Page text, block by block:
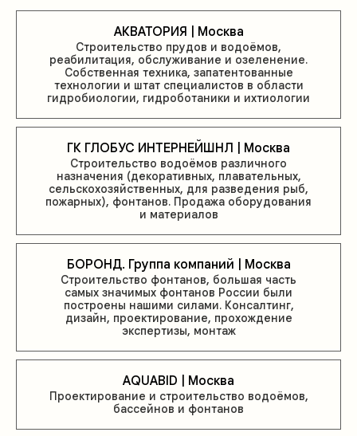
АКВАТОРИЯ | Москва
Строительство прудов и водоёмов,
реабилитация, обслуживание и озеленение.
Собственная техника, запатентованные
технологии и штат специалистов в области
гидробиологии, гидроботаники и ихтиологии
ГК ГЛОБУС ИНТЕРНЕЙШНЛ | Москва
Строительство водоёмов различного
назначения (декоративных, плавательных,
сельскохозяйственных, для разведения рыб,
пожарных), фонтанов. Продажа оборудования
и материалов
БОРОНД. Группа компаний | Москва
Строительство фонтанов, большая часть
самых значимых фонтанов России были
построены нашими силами. Консалтинг,
дизайн, проектирование, прохождение
экспертизы, монтаж
AQUABID | Москва
Проектирование и строительство водоёмов,
бассейнов и фонтанов